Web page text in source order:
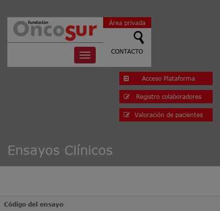
Toggle
navigation
Área privada
CONTACTO
Acceso Plataforma
Registro colaboradores
Valoración de pacientes
Ensayos Clínicos
Código del ensayo